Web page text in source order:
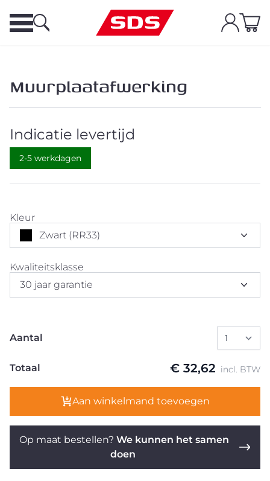
Muurplaatafwerking
Indicatie levertijd
2-5 werkdagen
Kleur
Zwart (RR33)
Kwaliteitsklasse
30 jaar garantie
Aantal
Totaal € 32,62 incl. BTW
Aan winkelmand toevoegen
Op maat bestellen? We kunnen het samen
doen